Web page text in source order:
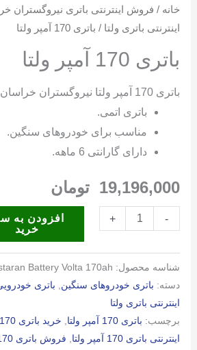
خانه / فروش اینترنتی باتری نیروگستران
اینترنتی باتری ولتا / باتری 170 آمپر ولتا
باتری 170 آمپر ولتا
باتری 170 آمپر ولتا نیروگستران خراسان
باتری اتمی.
مناسب برای خودروهای سنگین.
دارای گارانتی 6 ماهه.
19,196,000 تومان
-
آمپر
+
افزودن به
خرید
شناسه محصول: Battery Volta 170ah
دسته: باتری خودروهای سنگین, باتری خودرویی 170
اینترنتی باتری ولتا
برچسب: باتری 170 آمپر ولتا , خرید باتری 170 آمپر ولتا
اینترنتی باتری 170 آمپر ولتا
, فروش باتری 170 آمپر ولتا